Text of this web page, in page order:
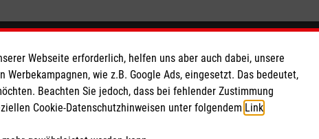
e.V.
Caritas eG
So finden Sie uns
Ossenpaß 14
47623 Kevelaer
Webseite erforderlich, helfen uns aber auch dabei, unsere
wie z.B. Google Ads, eingesetzt. Das bedeutet,
Beachten Sie jedoch, dass bei fehlender Zustimmung
Cookie-Datenschutzhinweisen unter folgendem Link